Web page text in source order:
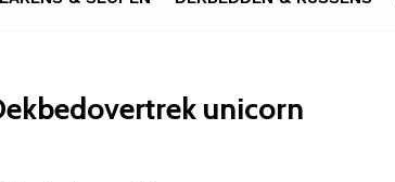
unicorn